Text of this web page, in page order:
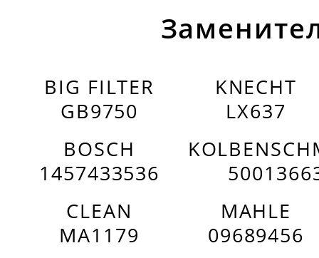
BIG FILTER
GB9750
BOSCH
1457433536
CLEAN
MA1179
KNECHT
LX637
MAHLE
09689456